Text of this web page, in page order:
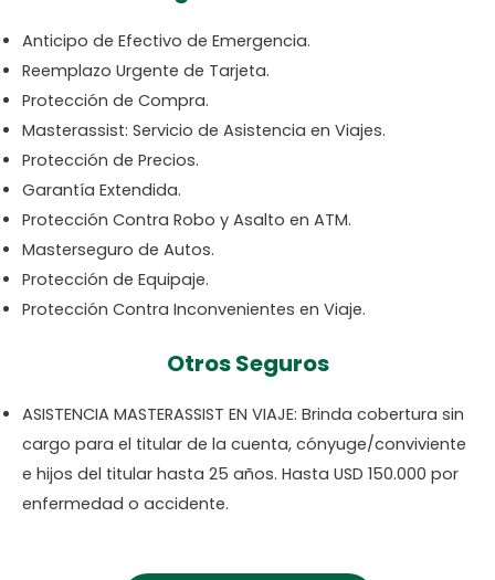
Anticipo de Efectivo de Emergencia.
Reemplazo Urgente de Tarjeta.
Protección de Compra.
Masterassist: Servicio de Asistencia en Viajes.
Protección de Precios.
Garantía Extendida.
Protección Contra Robo y Asalto en ATM.
Masterseguro de Autos.
Protección de Equipaje.
Protección Contra Inconvenientes en Viaje.
Otros Seguros
ASISTENCIA MASTERASSIST EN VIAJE: Brinda cobertura sin
cargo para el titular de la cuenta, cónyuge/conviviente
e hijos del titular hasta 25 años. Hasta USD 150.000 por
enfermedad o accidente.